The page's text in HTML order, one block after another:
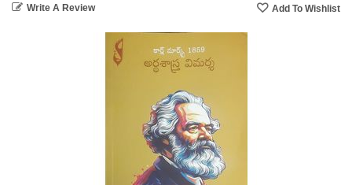
Write A Review